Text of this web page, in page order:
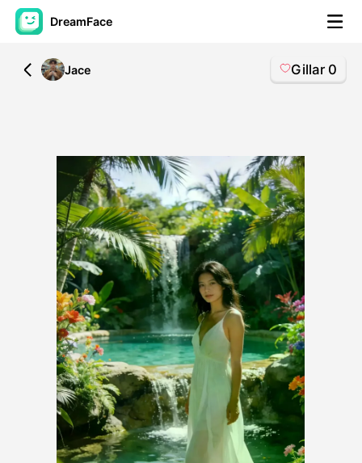
DreamFace
AI-verktyg
AI-video
Foto:
Andra verktyg
Visa alla verktyg
Avatar Video
AI-video
All
Jace Gillar 0